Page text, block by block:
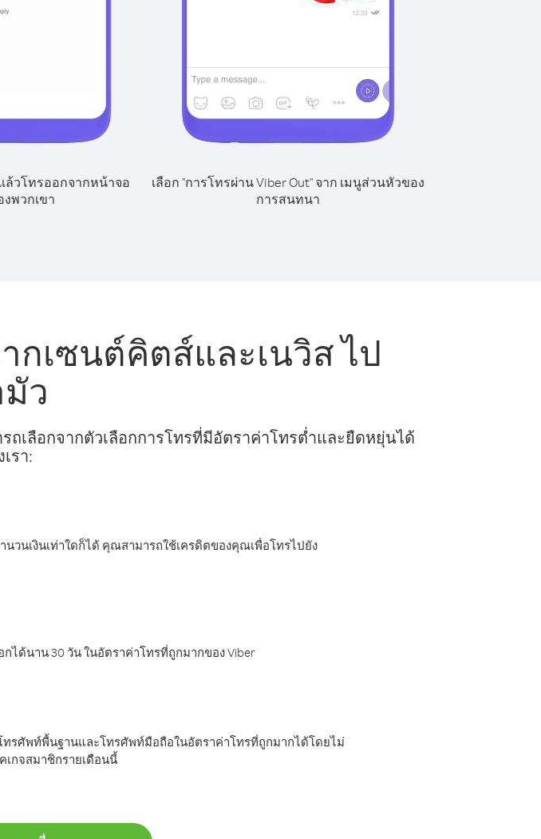
ล้วโทรออกจากหน้าจอ
พวกเขา
เลือก "การโทรผ่าน Viber Out" จาก เมนูส่วนหัวของ
การสนทนา
กเซนต์คิตส์และเนวิส ไป
ว
เลือกจากตัวเลือกการโทรที่มีอัตราค่าโทรต่ำและยืดหยุ่นได้
รา:
วนเงินเท่าใดก็ได้ คุณสามารถใช้เครดิตของคุณเพื่อโทรไปยัง
ได้นาน 30 วัน ในอัตราค่าโทรที่ถูกมากของ Viber
รศัพท์พื้นฐานและโทรศัพท์มือถือในอัตราค่าโทรที่ถูกมากได้โดยไม่
กจสมาชิกรายเดือนนี้